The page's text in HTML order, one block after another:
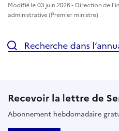
Modifié le 03 juin 2026 - Direction de
administrative (Premier ministre)
Recherche dans
Recevoir la lettre de
Abonnement hebdomadaire